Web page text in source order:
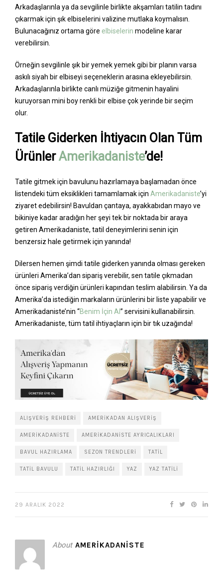
Arkadaşlarınla ya da sevgilinle birlikte akşamları tatilin tadını
çıkarmak için şık elbiselerini valizine mutlaka koymalısın.
Bulunacağınız ortama göre elbiselerin modeline karar
verebilirsin.
Örneğin sevgilinle şık bir yemek yemek gibi bir planın varsa
askılı siyah bir elbiseyi seçeneklerin arasına ekleyebilirsin.
Arkadaşlarınla birlikte canlı müziğe gitmenin hayalini
kuruyorsan mini boy renkli bir elbise çok yerinde bir seçim
olur.
Tatile Giderken İhtiyacın Olan Tüm
ÜrünlerAmerikadaniste’de!
Tatile gitmek için bavulunu hazırlamaya başlamadan önce
listendeki tüm eksiklikleri tamamlamak için Amerikadaniste’yi
ziyaret edebilirsin! Bavuldan çantaya, ayakkabıdan mayo ve
bikiniye kadar aradığın her şeyi tek bir noktada bir araya
getiren Amerikadaniste, tatil deneyimlerini senin için
benzersiz hale getirmek için yanında!
Dilersen hemen şimdi tatile giderken yanında olması gereken
ürünleri Amerika’dan sipariş verebilir, sen tatile çıkmadan
önce sipariş verdiğin ürünleri kapından teslim alabilirsin. Ya da
Amerika’da istediğin markaların ürünlerini bir liste yapabilir ve
Amerikadaniste’nin “Benim İçin Al ” servisini kullanabilirsin.
Amerikadaniste, tüm tatil ihtiyaçların için bir tık uzağında!
ALIŞVERIŞ REHBERI AMERIKADAN ALIŞVERIŞ
AMERIKADANISTE AMERIKADANISTE AYRICALIKLARI
BAVUL HAZIRLAMA SEZON TRENDLERI TATIL
TATIL BAVULU TATIL HAZIRLIĞI YAZ YAZ TATILI
29 ARALIK 2022
About AMERIKADANISTE